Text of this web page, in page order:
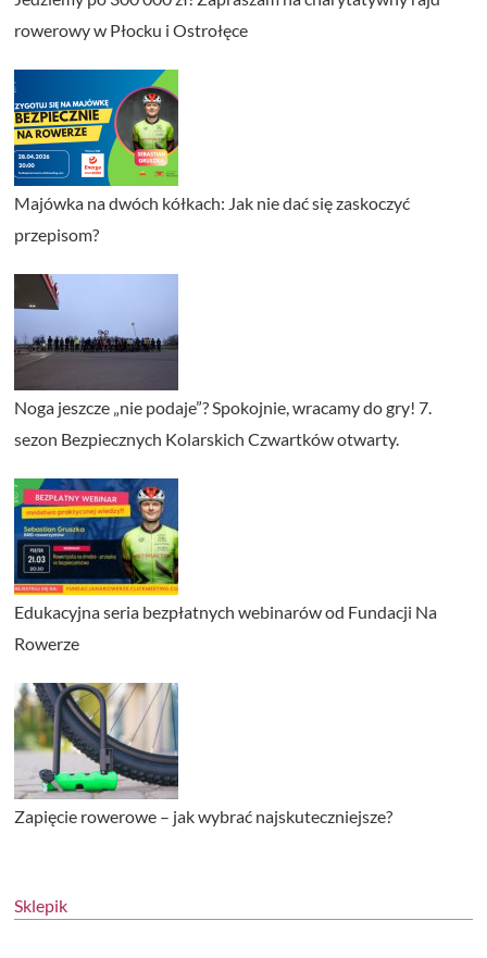
rowerowy w Płocku i Ostrołęce
Majówka na dwóch kółkach: Jak nie dać się zaskoczyć
przepisom?
Noga jeszcze „nie podaje”? Spokojnie, wracamy do gry! 7.
sezon Bezpiecznych Kolarskich Czwartków otwarty.
Edukacyjna seria bezpłatnych webinarów od Fundacji Na
Rowerze
Zapięcie rowerowe – jak wybrać najskuteczniejsze?
Sklepik